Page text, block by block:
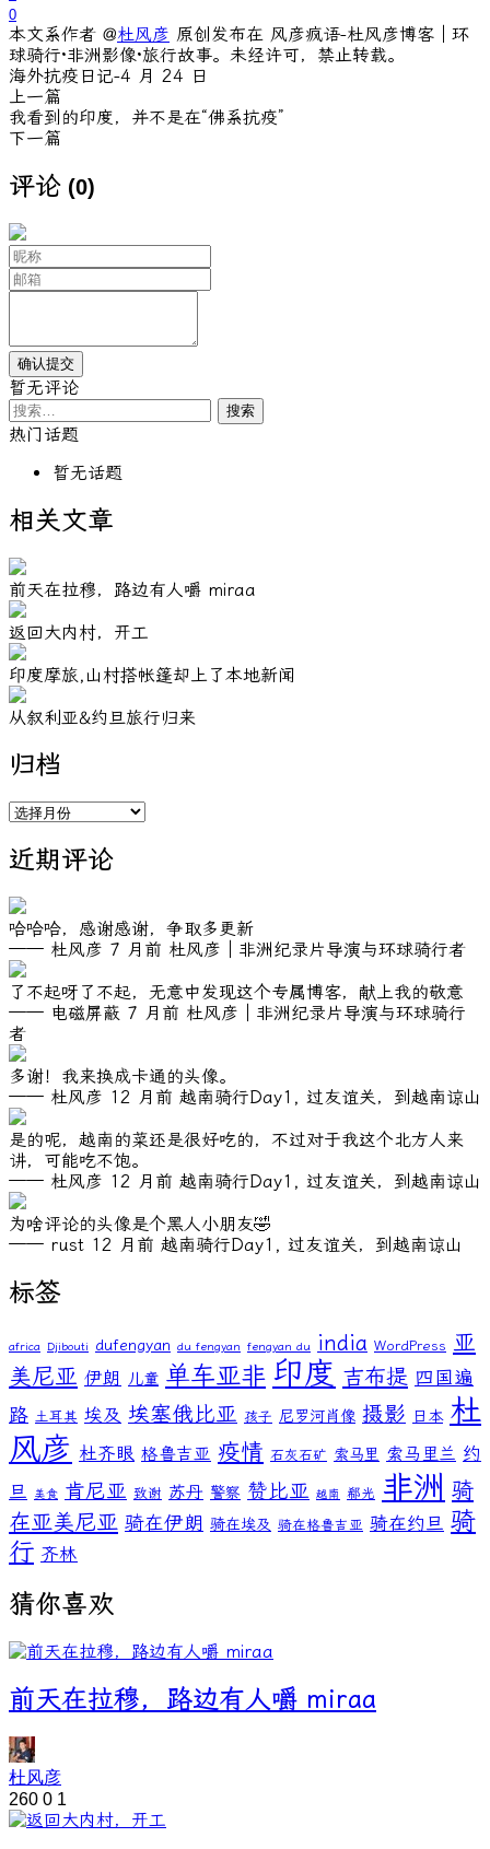
0
本文系作者 @杜风彦 原创发布在 风彦疯语-杜风彦博客｜环
球骑行·非洲影像·旅行故事。未经许可，禁止转载。
海外抗疫日记-4 月 24 日
上一篇
我看到的印度，并不是在“佛系抗疫”
下一篇
评论 (0)
暂无评论
搜
索：
热门话题
暂无话题
相关文章
前天在拉穆，路边有人嚼 miraa
返回大内村，开工
印度摩旅,山村搭帐篷却上了本地新闻
从叙利亚&约旦旅行归来
归档
归
近期评论
哈哈哈，感谢感谢，争取多更新
—— 杜风彦 7 月前 杜风彦｜非洲纪录片导演与环球骑行者
了不起呀了不起，无意中发现这个专属博客，献上我的敬意
—— 电磁屏蔽 7 月前 杜风彦｜非洲纪录片导演与环球骑行
者
多谢！我来换成卡通的头像。
—— 杜风彦 12 月前 越南骑行Day1, 过友谊关，到越南谅山
是的呢，越南的菜还是很好吃的，不过对于我这个北方人来
讲，可能吃不饱。
—— 杜风彦 12 月前 越南骑行Day1, 过友谊关，到越南谅山
为啥评论的头像是个黑人小朋友🤣
—— rust 12 月前 越南骑行Day1, 过友谊关，到越南谅山
标签
africa Djibouti dufengyan du fengyan fengyan du india WordPress 亚
美尼亚 伊朗 儿童 单车亚非 印度 吉布提 四国遍
路 土耳其 埃及 埃塞俄比亚 孩子 尼罗河肖像 摄影 日本 杜
风彦 杜齐眼 格鲁吉亚 疫情 石灰石矿 索马里 索马里兰 约
旦
美食 肯尼亚 致谢 苏丹 警察 赞比亚 越南 郗光 非洲 骑
在亚美尼亚 骑在伊朗 骑在埃及 骑在格鲁吉亚 骑在约旦 骑
行 齐林
猜你喜欢
前天在拉穆，路边有人嚼 miraa
杜风彦
260 0 1